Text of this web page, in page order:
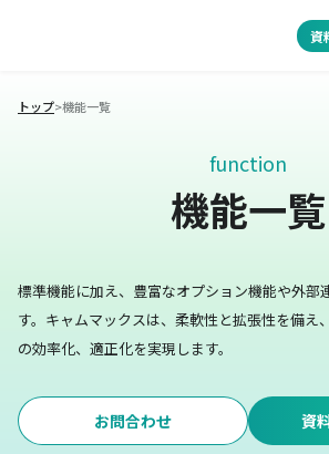
資
トップ>機能一覧
function
機能一覧
標準機能に加え、豊富なオプション機能や外部
す。 キャムマックスは、柔軟性と拡張性を備え
の効率化、適正化を実現します。
お問合わせ 資